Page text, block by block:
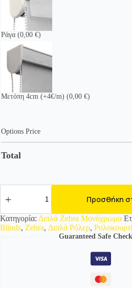
Ράγα (0,00 €)
Μετόπη 4cm (+4€/m) (0,00 €)
Options Price
Total
Διπλό
Ρολοκουρτίνα
Zebra
-
Προσθήκη
Κατηγορία: Διπλά Zebra Μονόχρωμα
Blinds, Zebra, Διπλά Ρόλερ,
Guaranteed Safe